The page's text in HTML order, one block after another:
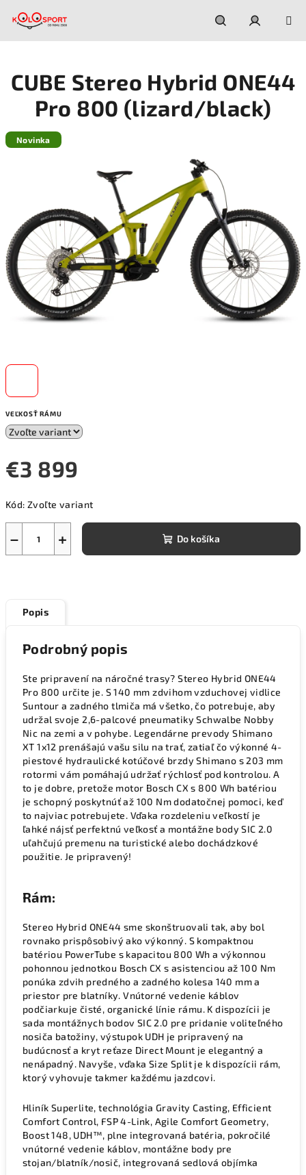
Hľadať
VEĽKOSŤ RÁMU
€3 899
cena:
Kód: Zvoľte variant
+
− Do košíka
CUBE Stereo Hybrid ONE44
Pro 800 (lizard/black)
Novinka
Popis
Podrobný popis
Ste pripravení na náročné trasy? Stereo Hybrid ONE44
Pro 800 určite je. S 140 mm zdvihom vzduchovej vidlice
Suntour a zadného tlmiča má všetko, čo potrebuje, aby
udržal svoje 2,6-palcové pneumatiky Schwalbe Nobby
Nic na zemi a v pohybe. Legendárne prevody Shimano
XT 1x12 prenášajú vašu silu na trať, zatiaľ čo výkonné 4-
piestové hydraulické kotúčové brzdy Shimano s 203 mm
rotormi vám pomáhajú udržať rýchlosť pod kontrolou. A
to je dobre, pretože motor Bosch CX s 800 Wh batériou
je schopný poskytnúť až 100 Nm dodatočnej pomoci, keď
to najviac potrebujete. Vďaka rozdeleniu veľkostí je
ľahké nájsť perfektnú veľkosť a montážne body SIC 2.0
uľahčujú premenu na turistické alebo dochádzkové
použitie. Je pripravený!
Rám:
Stereo Hybrid ONE44 sme skonštruovali tak, aby bol
rovnako prispôsobivý ako výkonný. S kompaktnou
batériou PowerTube s kapacitou 800 Wh a výkonnou
pohonnou jednotkou Bosch CX s asistenciou až 100 Nm
ponúka zdvih predného a zadného kolesa 140 mm a
priestor pre blatníky. Vnútorné vedenie káblov
podčiarkuje čisté, organické línie rámu. K dispozícii je
sada montážnych bodov SIC 2.0 pre pridanie voliteľného
nosiča batožiny, výstupok UDH je pripravený na
budúcnosť a kryt reťaze Direct Mount je elegantný a
nenápadný. Navyše, vďaka Size Split je k dispozícii rám,
ktorý vyhovuje takmer každému jazdcovi.
Hliník Superlite, technológia Gravity Casting, Efficient
Comfort Control, FSP 4-Link, Agile Comfort Geometry,
Boost 148, UDH™, plne integrovaná batéria, pokročilé
vnútorné vedenie káblov, montážne body pre
stojan/blatník/nosič, integrovaná sedlová objímka